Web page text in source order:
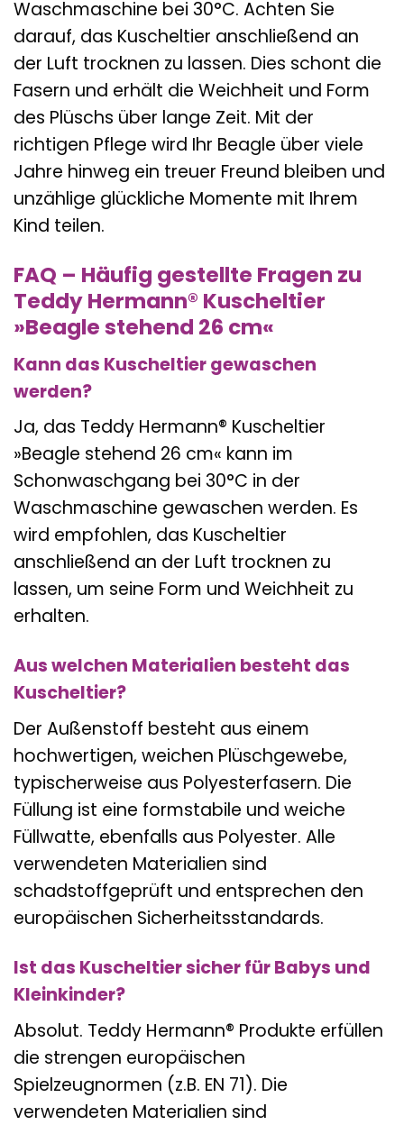
Waschmaschine bei 30°C. Achten Sie
darauf, das Kuscheltier anschließend an
der Luft trocknen zu lassen. Dies schont die
Fasern und erhält die Weichheit und Form
des Plüschs über lange Zeit. Mit der
richtigen Pflege wird Ihr Beagle über viele
Jahre hinweg ein treuer Freund bleiben und
unzählige glückliche Momente mit Ihrem
Kind teilen.
FAQ – Häufig gestellte Fragen zu
Teddy Hermann® Kuscheltier
»Beagle stehend 26 cm«
Kann das Kuscheltier gewaschen
werden?
Ja, das Teddy Hermann® Kuscheltier
»Beagle stehend 26 cm« kann im
Schonwaschgang bei 30°C in der
Waschmaschine gewaschen werden. Es
wird empfohlen, das Kuscheltier
anschließend an der Luft trocknen zu
lassen, um seine Form und Weichheit zu
erhalten.
Aus welchen Materialien besteht das
Kuscheltier?
Der Außenstoff besteht aus einem
hochwertigen, weichen Plüschgewebe,
typischerweise aus Polyesterfasern. Die
Füllung ist eine formstabile und weiche
Füllwatte, ebenfalls aus Polyester. Alle
verwendeten Materialien sind
schadstoffgeprüft und entsprechen den
europäischen Sicherheitsstandards.
Ist das Kuscheltier sicher für Babys und
Kleinkinder?
Absolut. Teddy Hermann® Produkte erfüllen
die strengen europäischen
Spielzeugnormen (z.B. EN 71). Die
verwendeten Materialien sind